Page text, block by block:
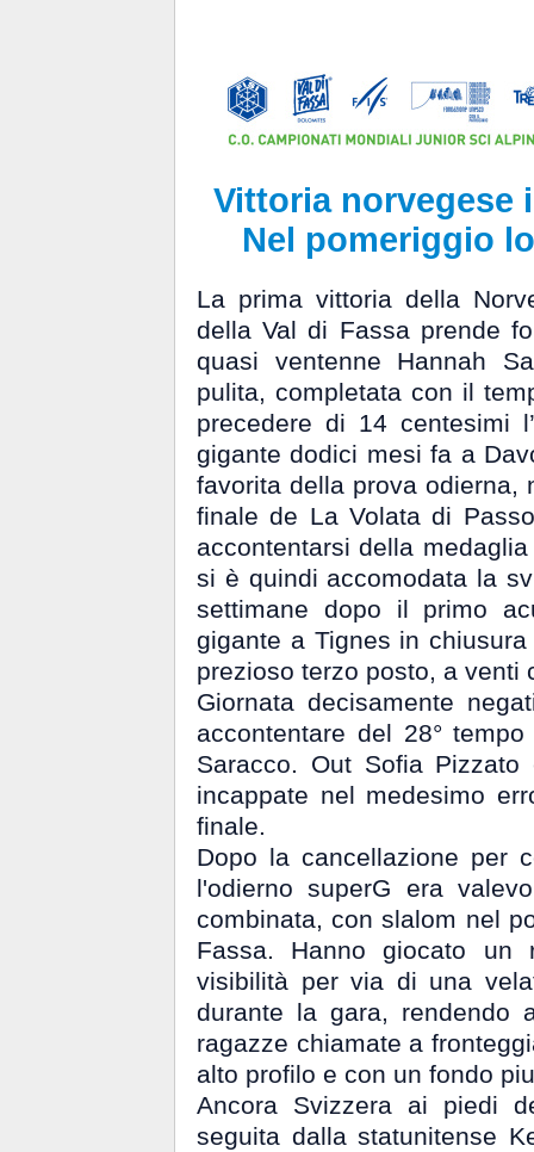
Vittoria norvegese
Nel pomeriggio
La prima vittoria della
della Val di Fassa prende
quasi ventenne Hannah
pulita, completata con il
precedere di 14 centesimi
gigante dodici mesi fa a
favorita della prova odierna,
finale de La Volata di
accontentarsi della
si è quindi accomodata la
settimane dopo il primo
gigante a Tignes in
prezioso terzo posto, a venti
Giornata decisamente
accontentare del 28°
Saracco. Out Sofia Pizzato
incappate nel medesimo
finale.
Dopo la cancellazione per
l'odierno superG era
combinata, con slalom nel
Fassa. Hanno giocato un
visibilità per via di una
durante la gara, rendendo
ragazze chiamate a
alto profilo e con un fondo
Ancora Svizzera ai piedi
seguita dalla statunitense